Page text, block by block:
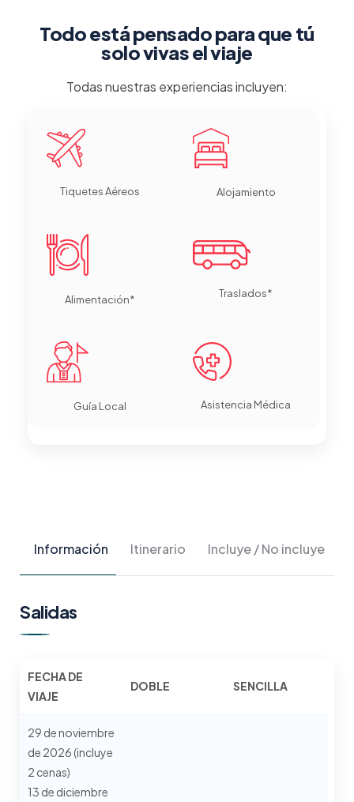
Todo está pensado para que tú
solo vivas el viaje
Todas nuestras experiencias incluyen:
Tiquetes Aéreos Alojamiento
Alimentación* Traslados*
Guía Local Asistencia Médica
Información Itinerario Incluye / No incluye
Salidas
FECHA DE
VIAJE
DOBLE SENCILLA
29 de noviembre
de 2026 (incluye
2 cenas)
13 de diciembre